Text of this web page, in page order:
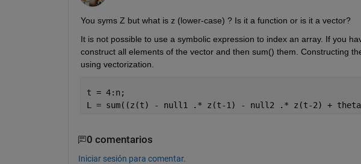
You syms Z but what is z (lower-case) ? Is it a function or is it a vector?
It is not possible to use a symbolic expression to index an array. If you
construct all elements of the vector and then sum() them. Constructing
using vectorization.
t = 4:n;
L = sum((z(t) - null1 .* z(t-1) - null2 .* z(t-2) +
0 comentarios
Iniciar sesión para comentar.